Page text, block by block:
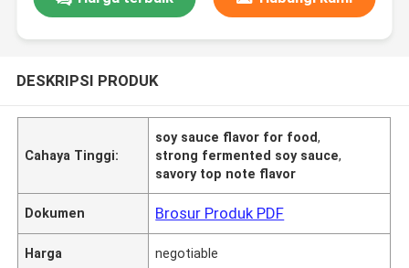
DESKRIPSI PRODUK
Cahaya Tinggi:
soy sauce flavor for food,
strong fermented soy sauce,
savory top note flavor
Dokumen Brosur Produk PDF
Harga negotiable